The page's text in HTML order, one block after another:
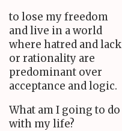
to lose my freedom
and live in a world
where hatred and lack
or rationality are
predominant over
acceptance and logic.
What am I going to do
with my life?